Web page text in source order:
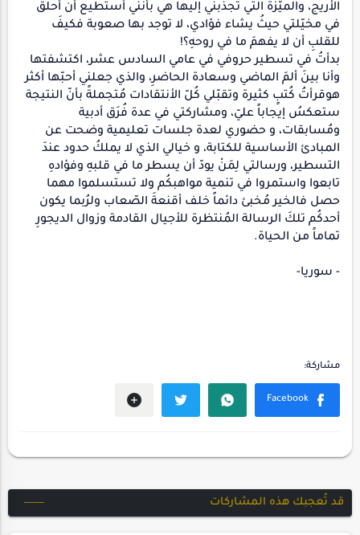
الأريج، والميّزة الّتي تجذبني إليها هي بأنّني أستطيع أن أحلّق
في مخيّلتي حيثُ يشاء فؤادي، لا توجد بها صعوبة فكيفَ
للقلبِ أن لا يفهمَ ما في روحهِ؟!
بدأتُ في تسطير حروفي في عامي السادس عشر، اكتشفتها
وأنا بينَ ألمَ الماضي وسعادة الحاضرِ، والذي جعلني أحبّها أكثر
هوقرأتُ كُتبٍ كثيرة وتقبّلي كُلّ الأنتقادات مُتجملةً بأنّ النتيجة
ستعكسُ إيجاباً عليّ، ومشاركتي في عدة فُرَق أدبية
ومُسابقات، و حضوري لعدة جلسات تعليمية وضحت عن
المبادئ الأساسية للكتابة، و خيالي الذي لا يملكُ حدود عندَ
التسطير، ورسالتي لِمَنْ يودّ أن يسطر ما في قلبهِ وفؤادهِ
تابعوا واستمروا في تنمية مواهبكُم ولا تستسلموا مهما
حصل فالخير مُخبئ دائماً خلف أقنعةَ الصّعاب ولرُبما يكون
أحدكُم تلكَ الرسالة المُنتظرة للأجيال القادمة وزوال الديجورِ
تماماً من الحياة.
- سوريا-
قد تُعجبك هذه المشاركات